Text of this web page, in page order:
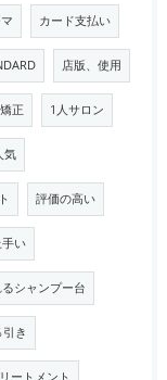
カード支払い
店版、使用
正 1人サロン
気
評価の高い
い
シャンプー台
き
ートメント